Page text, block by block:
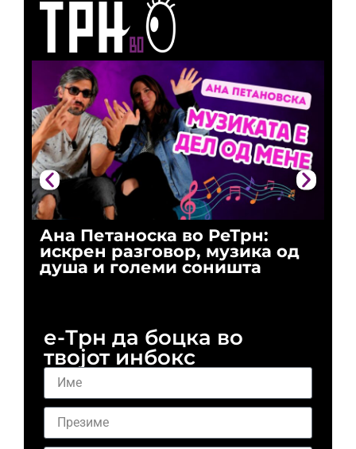
Ана Петаноска во РеТрн:
искрен разговор, музика од
душа и големи соништа
е-Трн да боцка во
твојот инбокс